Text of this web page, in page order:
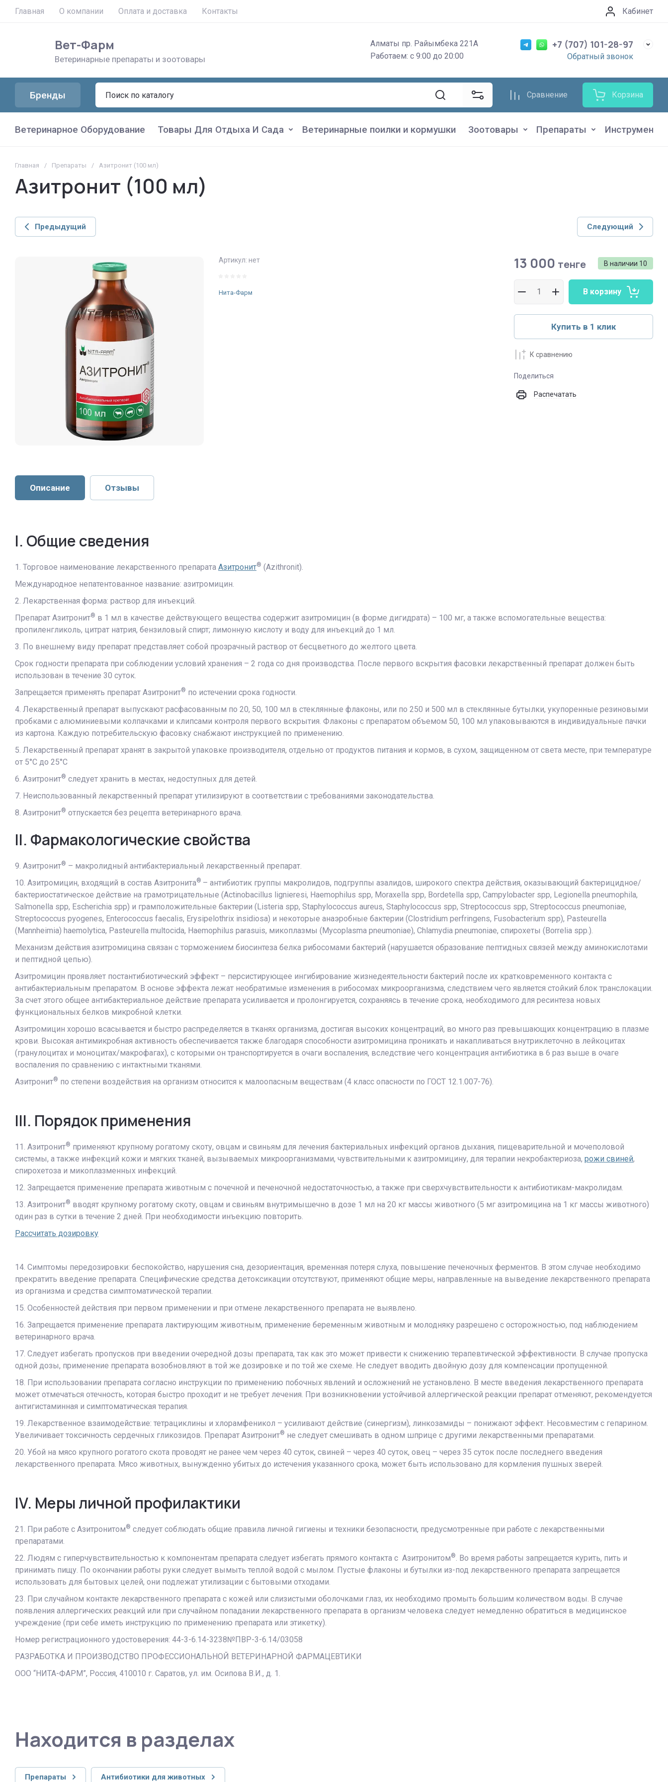
Главная О компании Оплата и доставка Контакты Кабинет
Вет-Фарм
Ветеринарные препараты и зоотовары
Алматы пр. Райымбека 221А
Работаем: с 9:00 до 20:00
+7 (707) 101-28-97
Обратный звонок
Бренды Сравнение Корзина
Ветеринарное Оборудование Товары Для Отдыха И Сада Ветеринарные поилки и кормушки Зоотовары Препараты
Главная / Препараты / Азитронит (100 мл)
Азитронит (100 мл)
Предыдущий Следующий
Артикул: нет
Нита-Фарм
В наличии 10
13 000 тенге
В корзину
Купить в 1 клик
К сравнению
Поделиться
Распечатать
Описание Отзывы
I. Общие сведения
1. Торговое наименование лекарственного препарата Азитронит® (Azithronit).
Международное непатентованное название: азитромицин.
2. Лекарственная форма: раствор для инъекций.
Препарат Азитронит® в 1 мл в качестве действующего вещества содержит азитромицин (в форме дигидрата) – 100 мг, а также вспомогательные вещества:
пропиленгликоль, цитрат натрия, бензиловый спирт; лимонную кислоту и воду для инъекций до 1 мл.
3. По внешнему виду препарат представляет собой прозрачный раствор от бесцветного до желтого цвета.
Срок годности препарата при соблюдении условий хранения – 2 года со дня производства. После первого вскрытия фасовки лекарственный препарат должен быть
использован в течение 30 суток.
Запрещается применять препарат Азитронит® по истечении срока годности.
4. Лекарственный препарат выпускают расфасованным по 20, 50, 100 мл в стеклянные флаконы, или по 250 и 500 мл в стеклянные бутылки, укупоренные резиновыми
пробками с алюминиевыми колпачками и клипсами контроля первого вскрытия. Флаконы с препаратом объемом 50, 100 мл упаковываются в индивидуальные пачки
из картона. Каждую потребительскую фасовку снабжают инструкцией по применению.
5. Лекарственный препарат хранят в закрытой упаковке производителя, отдельно от продуктов питания и кормов, в сухом, защищенном от света месте, при температуре
от 5°С до 25°С
6. Азитронит® следует хранить в местах, недоступных для детей.
7. Неиспользованный лекарственный препарат утилизируют в соответствии с требованиями законодательства.
8. Азитронит® отпускается без рецепта ветеринарного врача.
II. Фармакологические свойства
9. Азитронит® – макролидный антибактериальный лекарственный препарат.
10. Азитромицин, входящий в состав Азитронита® – антибиотик группы макролидов, подгруппы азалидов, широкого спектра действия, оказывающий бактерицидное/
бактериостатическое действие на грамотрицательные (Actinobacillus lignieresi, Haemophilus spp, Moraxella spp, Bordetella spp, Campylobacter spp, Legionella pneumophila,
Salmonella spp, Escherichia spp) и грамположительные бактерии (Listeria spp, Staphylococcus aureus, Staphylococcus spp, Streptococcus spp, Streptococcus pneumoniae,
Streptococcus pyogenes, Enterococcus faecalis, Erysipelothrix insidiosa) и некоторые анаэробные бактерии (Сlostridium perfringens, Fusobacterium spp), Pasteurella
(Mannheimia) haemolytica, Pasteurella multocida, Haemophilus parasuis, микоплазмы (Mycoplasma pneumoniae), Chlamydia pneumoniae, спирохеты (Borrelia spp.).
Механизм действия азитромицина связан с торможением биосинтеза белка рибосомами бактерий (нарушается образование пептидных связей между аминокислотами
и пептидной цепью).
Азитромицин проявляет постантибиотический эффект – персистирующее ингибирование жизнедеятельности бактерий после их кратковременного контакта с
антибактериальным препаратом. В основе эффекта лежат необратимые изменения в рибосомах микроорганизма, следствием чего является стойкий блок транслокации.
За счет этого общее антибактериальное действие препарата усиливается и пролонгируется, сохраняясь в течение срока, необходимого для ресинтеза новых
функциональных белков микробной клетки.
Азитромицин хорошо всасывается и быстро распределяется в тканях организма, достигая высоких концентраций, во много раз превышающих концентрацию в плазме
крови. Высокая антимикробная активность обеспечивается также благодаря способности азитромицина проникать и накапливаться внутриклеточно в лейкоцитах
(гранулоцитах и моноцитах/макрофагах), с которыми он транспортируется в очаги воспаления, вследствие чего концентрация антибиотика в 6 раз выше в очаге
воспаления по сравнению с интактными тканями.
Азитронит® по степени воздействия на организм относится к малоопасным веществам (4 класс опасности по ГОСТ 12.1.007-76).
III. Порядок применения
11. Азитронит® применяют крупному рогатому скоту, овцам и свиньям для лечения бактериальных инфекций органов дыхания, пищеварительной и мочеполовой
системы, а также инфекций кожи и мягких тканей, вызываемых микроорганизмами, чувствительными к азитромицину, для терапии некробактериоза, рожи свиней,
спирохетоза и микоплазменных инфекций.
12. Запрещается применение препарата животным с почечной и печеночной недостаточностью, а также при сверхчувствительности к антибиотикам-макролидам.
13. Азитронит® вводят крупному рогатому скоту, овцам и свиньям внутримышечно в дозе 1 мл на 20 кг массы животного (5 мг азитромицина на 1 кг массы животного)
один раз в сутки в течение 2 дней. При необходимости инъекцию повторить.
Рассчитать дозировку
14. Симптомы передозировки: беспокойство, нарушения сна, дезориентация, временная потеря слуха, повышение печеночных ферментов. В этом случае необходимо
прекратить введение препарата. Специфические средства детоксикации отсутствуют, применяют общие меры, направленные на выведение лекарственного препарата
из организма и средства симптоматической терапии.
15. Особенностей действия при первом применении и при отмене лекарственного препарата не выявлено.
16. Запрещается применение препарата лактирующим животным, применение беременным животным и молодняку разрешено с осторожностью, под наблюдением
ветеринарного врача.
17. Следует избегать пропусков при введении очередной дозы препарата, так как это может привести к снижению терапевтической эффективности. В случае пропуска
одной дозы, применение препарата возобновляют в той же дозировке и по той же схеме. Не следует вводить двойную дозу для компенсации пропущенной.
18. При использовании препарата согласно инструкции по применению побочных явлений и осложнений не установлено. В месте введения лекарственного препарата
может отмечаться отечность, которая быстро проходит и не требует лечения. При возникновении устойчивой аллергической реакции препарат отменяют, рекомендуется
антигистаминная и симптоматическая терапия.
19. Лекарственное взаимодействие: тетрациклины и хлорамфеникол – усиливают действие (синергизм), линкозамиды – понижают эффект. Несовместим с гепарином.
Увеличивает токсичность сердечных гликозидов. Препарат Азитронит® не следует смешивать в одном шприце с другими лекарственными препаратами.
20. Убой на мясо крупного рогатого скота проводят не ранее чем через 40 суток, свиней – через 40 суток, овец – через 35 суток после последнего введения
лекарственного препарата. Мясо животных, вынужденно убитых до истечения указанного срока, может быть использовано для кормления пушных зверей.
IV. Меры личной профилактики
21. При работе с Азитронитом® следует соблюдать общие правила личной гигиены и техники безопасности, предусмотренные при работе с лекарственными
препаратами.
22. Людям с гиперчувствительностью к компонентам препарата следует избегать прямого контакта с Азитронитом®. Во время работы запрещается курить, пить и
принимать пищу. По окончании работы руки следует вымыть теплой водой с мылом. Пустые флаконы и бутылки из-под лекарственного препарата запрещается
использовать для бытовых целей, они подлежат утилизации с бытовыми отходами.
23. При случайном контакте лекарственного препарата с кожей или слизистыми оболочками глаз, их необходимо промыть большим количеством воды. В случае
появления аллергических реакций или при случайном попадании лекарственного препарата в организм человека следует немедленно обратиться в медицинское
учреждение (при себе иметь инструкцию по применению препарата или этикетку).
Номер регистрационного удостоверения: 44-3-6.14-3238№ПВР-3-6.14/03058
РАЗРАБОТКА И ПРОИЗВОДСТВО ПРОФЕССИОНАЛЬНОЙ ВЕТЕРИНАРНОЙ ФАРМАЦЕВТИКИ
ООО “НИТА-ФАРМ”, Россия, 410010 г. Саратов, ул. им. Осипова В.И., д. 1.
Находится в разделах
Препараты Антибиотики для животных